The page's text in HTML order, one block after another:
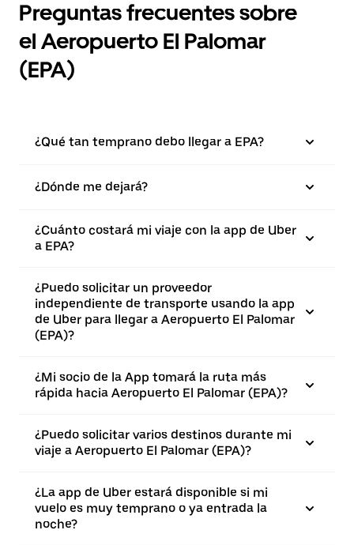
Preguntas frecuentes sobre
el Aeropuerto El Palomar
(EPA)
¿Qué tan temprano debo llegar a EPA?
¿Dónde me dejará?
¿Cuánto costará mi viaje con la app de Uber
a EPA?
¿Puedo solicitar un proveedor
independiente de transporte usando la app
de Uber para llegar a Aeropuerto El Palomar
(EPA)?
¿Mi socio de la App tomará la ruta más
rápida hacia Aeropuerto El Palomar (EPA)?
¿Puedo solicitar varios destinos durante mi
viaje a Aeropuerto El Palomar (EPA)?
¿La app de Uber estará disponible si mi
vuelo es muy temprano o ya entrada la
noche?